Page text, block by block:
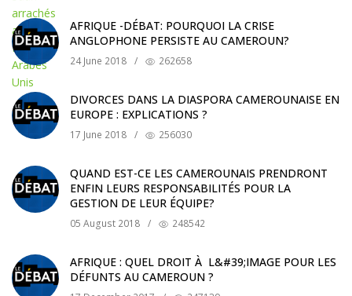
AFRIQUE -DÉBAT: POURQUOI LA CRISE
ANGLOPHONE PERSISTE AU CAMEROUN?
24 June 2018 / 262658
DIVORCES DANS LA DIASPORA CAMEROUNAISE EN
EUROPE : EXPLICATIONS ?
17 June 2018 / 256030
QUAND EST-CE LES CAMEROUNAIS PRENDRONT
ENFIN LEURS RESPONSABILITÉS POUR LA
GESTION DE LEUR ÉQUIPE?
05 August 2018 / 248542
AFRIQUE : QUEL DROIT À L&#39;IMAGE POUR LES
DÉFUNTS AU CAMEROUN ?